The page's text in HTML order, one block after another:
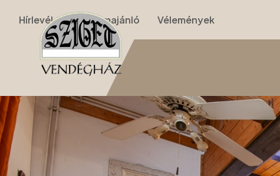
Hírlevél Programajánló Vélemények
Nyitólap › Apartmanok › II. Apartman (nappalis, galériás, 2 szobás)